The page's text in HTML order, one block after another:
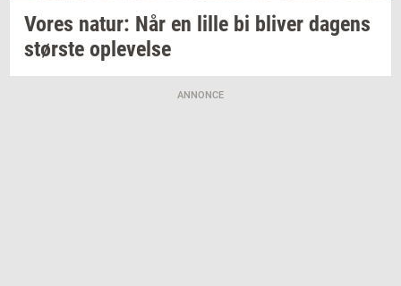
Vores natur: Når en lille bi bli­ver da­gens
stør­ste op­le­vel­se
ANNONCE